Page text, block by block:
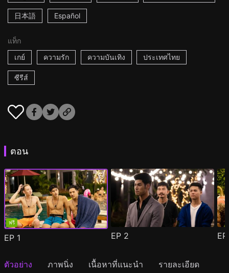
日本語 Español
แท็ก
เกย์
ความรัก ความบันเทิง ประเทศไทย
ซีรีส์
ตอน
ฟรี
EP 1 EP 2
ตัวอย่าง ภาพนิ่ง เนื้อหาที่แนะนำ รายละเอียด